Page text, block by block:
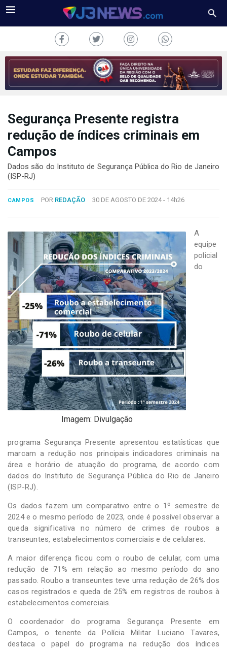
J3NEWS
TV
COLUNAS
2024
Desenvolvido
Hesea
Tecnologia
Sistemas
Segurança Presente registra
redução de índices criminais em
Campos
Dados são do Instituto de Segurança Pública do Rio de Janeiro
(ISP-RJ)
CAMPOS POR REDAÇÃO 30 DE AGOSTO DE 2024 - 14h26
Imagem: Divulgação
A
equipe
policial
do
programa Segurança Presente apresentou estatísticas que
marcam a redução nos principais indicadores criminais na
área e horário de atuação do programa, de acordo com
dados do Instituto de Segurança Pública do Rio de Janeiro
(ISP-RJ).
Os dados fazem um comparativo entre o 1º semestre de
2024 e o mesmo período de 2023, onde é possível observar a
queda significativa no número de crimes de roubos a
transeuntes, estabelecimentos comerciais e de celulares.
A maior diferença ficou com o roubo de celular, com uma
redução de 71% em relação ao mesmo período do ano
passado. Roubo a transeuntes teve uma redução de 26% dos
casos registrados e queda de 25% em registros de roubos à
estabelecimentos comerciais.
O coordenador do programa Segurança Presente em
Campos, o tenente da Polícia Militar Luciano Tavares,
destaca o papel do programa na redução dos índices